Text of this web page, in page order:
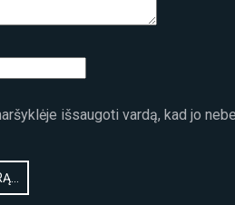
išsaugoti vardą, kad jo